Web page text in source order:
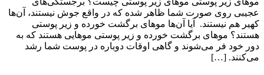
عجیبی روی صورت شما ظاهر شده که در واقع جوش نیستند، آن‌ها
کهیر هم نیستند. آیا آن‌ها موهای برگشت خورده و زیر پوستی
هستند؟ موهای برگشت خورده و زیر پوستی موهایی هستند که به
دور خود فر می‌شوند و گاهی اوقات دوباره در پوست شما رشد
می‌کنند. […]